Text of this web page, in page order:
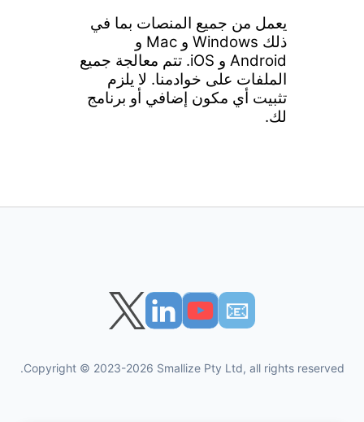
يعمل من جميع المنصات بما في
ذلك Windows و Mac و
Android و iOS. تتم معالجة جميع
الملفات على خوادمنا. لا يلزم
تثبيت أي مكون إضافي أو برنامج
لك.
📧︎
Copyright © 2023-2026 Smallize Pty Ltd, all rights reserved.